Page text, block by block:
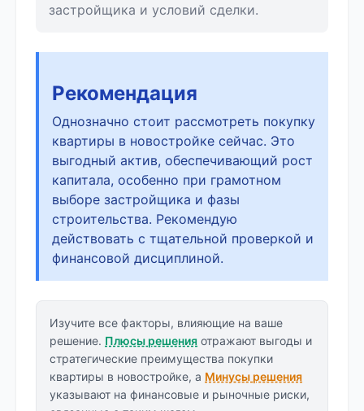
застройщика и условий сделки.
Рекомендация
Однозначно стоит рассмотреть покупку
квартиры в новостройке сейчас. Это
выгодный актив, обеспечивающий рост
капитала, особенно при грамотном
выборе застройщика и фазы
строительства. Рекомендую
действовать с тщательной проверкой и
финансовой дисциплиной.
Изучите все факторы, влияющие на ваше
решение. Плюсы решения отражают выгоды и
стратегические преимущества покупки
квартиры в новостройке, а Минусы решения
указывают на финансовые и рыночные риски,